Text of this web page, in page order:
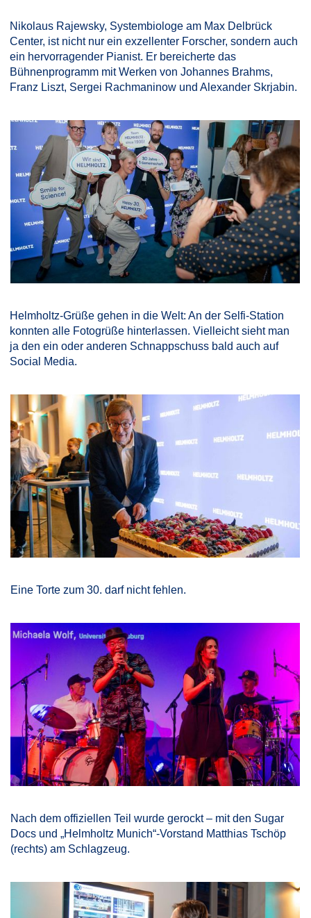
Nikolaus Rajewsky, Systembiologe am Max Delbrück
Center, ist nicht nur ein exzellenter Forscher, sondern auch
ein hervorragender Pianist. Er bereicherte das
Bühnenprogramm mit Werken von Johannes Brahms,
Franz Liszt, Sergei Rachmaninow und Alexander Skrjabin.
Helmholtz-Grüße gehen in die Welt: An der Selfi-Station
konnten alle Fotogrüße hinterlassen. Vielleicht sieht man
ja den ein oder anderen Schnappschuss bald auch auf
Social Media.
Eine Torte zum 30. darf nicht fehlen.
Nach dem offiziellen Teil wurde gerockt – mit den Sugar
Docs und „Helmholtz Munich“-Vorstand Matthias Tschöp
(rechts) am Schlagzeug.